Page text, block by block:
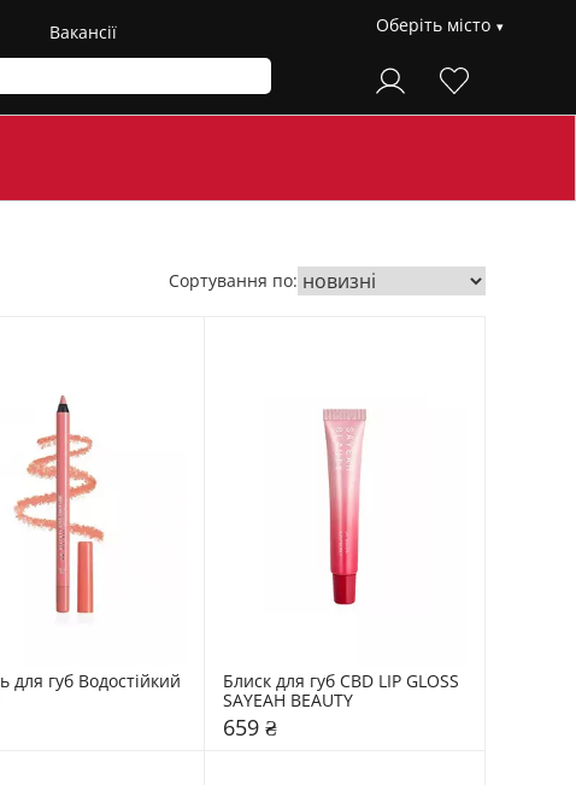
Вакансії Оберіть місто
Сортування по:
для губ Водостійкий
Блиск для губ CBD LIP GLOSS
SAYEAH BEAUTY
659 ₴